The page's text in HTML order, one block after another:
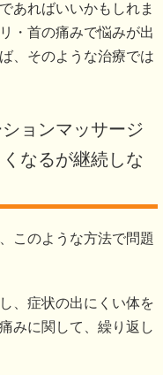
あればいいかもしれま
・首の痛みで悩みが出
、そのような治療では
ョンマッサージ
なるが継続しな
このような方法で問題
、症状の出にくい体を
みに関して、繰り返し